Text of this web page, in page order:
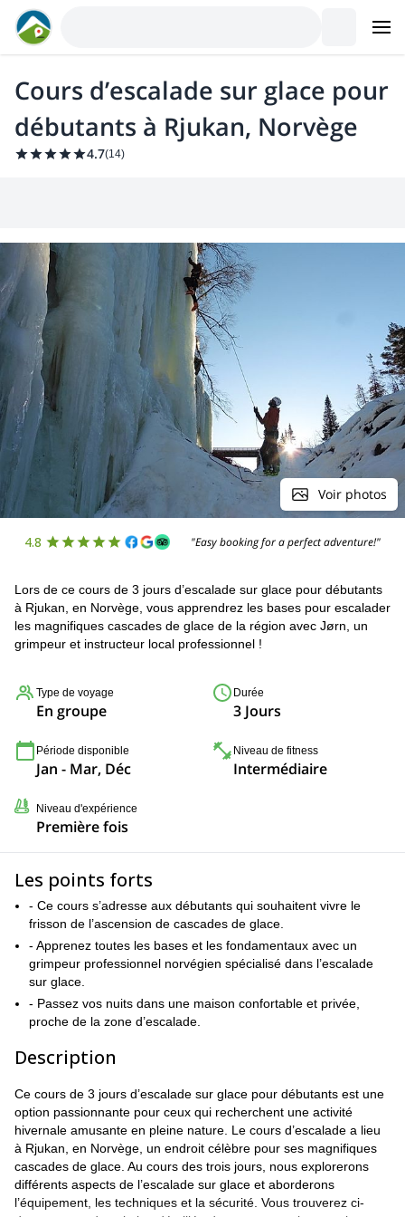
Cours d’escalade sur glace pour
débutants à Rjukan, Norvège
4.7(14)
Voir photos
4.8 "Easy booking for a perfect adventure!"
Lors de ce cours de 3 jours d’escalade sur glace pour débutants
à Rjukan, en Norvège, vous apprendrez les bases pour escalader
les magnifiques cascades de glace de la région avec Jørn, un
grimpeur et instructeur local professionnel !
Type de voyage
En groupe
Durée
3 Jours
Période disponible
Jan - Mar, Déc
Niveau de fitness
Intermédiaire
Niveau d'expérience
Première fois
Les points forts
- Ce cours s’adresse aux débutants qui souhaitent vivre le
frisson de l’ascension de cascades de glace.
- Apprenez toutes les bases et les fondamentaux avec un
grimpeur professionnel norvégien spécialisé dans l’escalade
sur glace.
- Passez vos nuits dans une maison confortable et privée,
proche de la zone d’escalade.
Description
Ce cours de 3 jours d’escalade sur glace pour débutants est une
option passionnante pour ceux qui recherchent une activité
hivernale amusante en pleine nature. Le cours d’escalade a lieu
à Rjukan, en Norvège, un endroit célèbre pour ses magnifiques
cascades de glace. Au cours des trois jours, nous explorerons
différents aspects de l’escalade sur glace et aborderons
l’équipement, les techniques et la sécurité. Vous trouverez ci-